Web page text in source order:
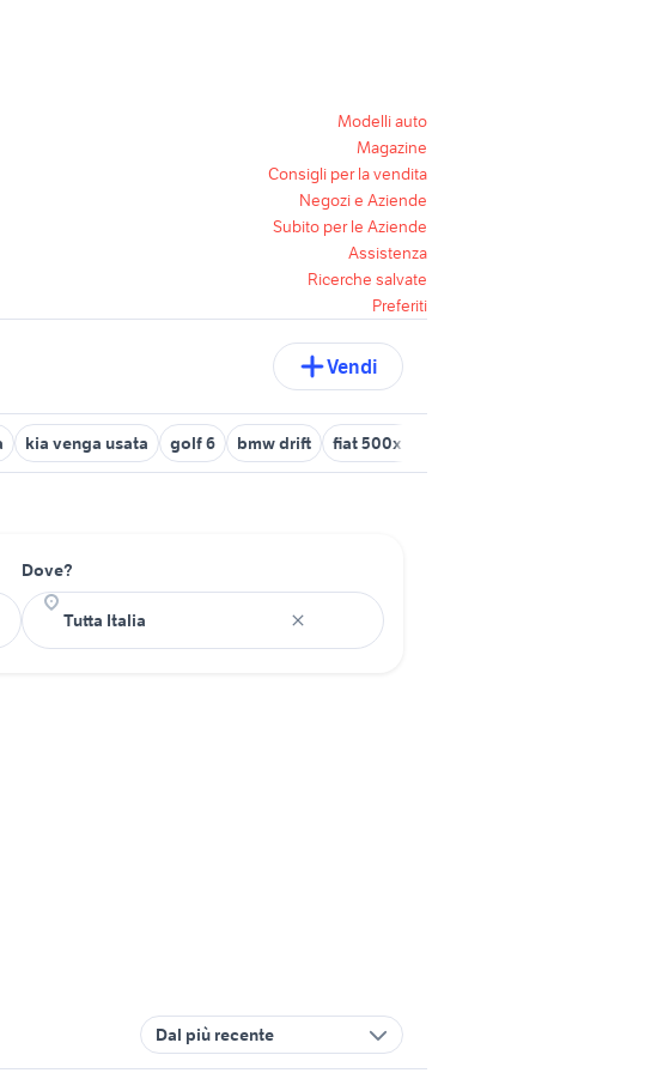
Modelli auto
Magazine
Consigli per la vendita
Negozi e Aziende
Subito per le Aziende
Assistenza
Ricerche salvate
Preferiti
Vendi
kia venga usata golf 6 bmw drift fiat 500x usata torino
Dove?
Dal più recente